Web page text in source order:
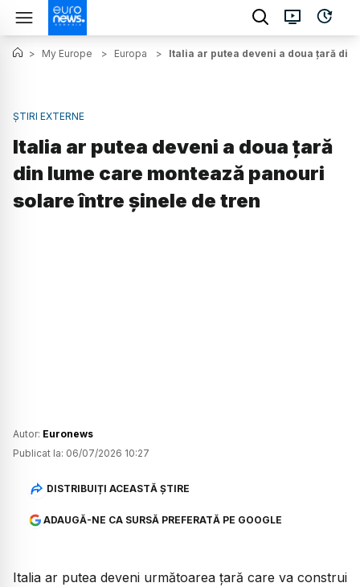
> My Europe > Europa > Italia ar putea deveni a doua țară
ȘTIRI EXTERNE
Italia ar putea deveni a doua țară
din lume care montează panouri
solare între șinele de tren
Autor: Euronews
Publicat la: 06/07/2026 10:27
DISTRIBUIȚI ACEASTĂ ȘTIRE
ADAUGĂ-NE CA SURSĂ PREFERATĂ PE GOOGLE
Italia ar putea deveni următoarea țară care va construi